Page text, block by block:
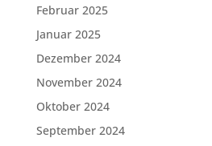
Februar 2025
Januar 2025
Dezember 2024
November 2024
Oktober 2024
September 2024